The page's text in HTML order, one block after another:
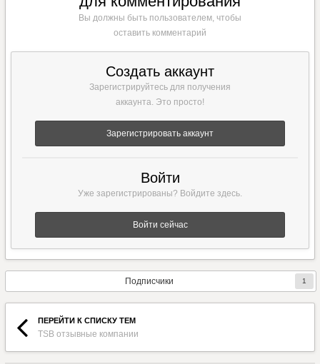
Вы должны быть пользователем, чтобы
оставить комментарий
Создать аккаунт
Зарегистрируйтесь для получения
аккаунта. Это просто!
Зарегистрировать аккаунт
Войти
Уже зарегистрированы? Войдите здесь.
Войти сейчас
Подписчики 1
ПЕРЕЙТИ К СПИСКУ ТЕМ
TSB отзывные компании